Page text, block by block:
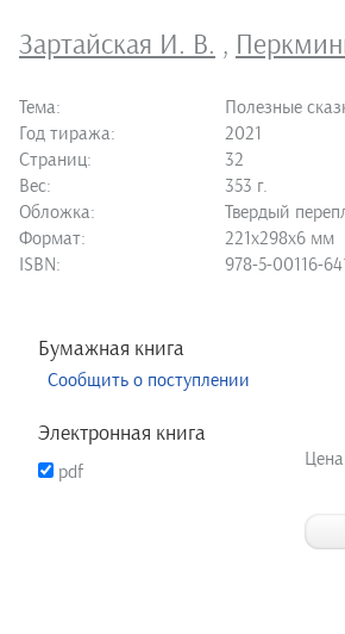
Зартайская И. В. ,
Тема:
Полезные
Год тиража:
2021
Страниц:
32
Вес:
353 г.
Обложка:
Твердый
Формат:
221х298х6 мм
ISBN:
978-5-00116-
Бумажная книга
Сообщить о поступлении
Электронная книга
pdf